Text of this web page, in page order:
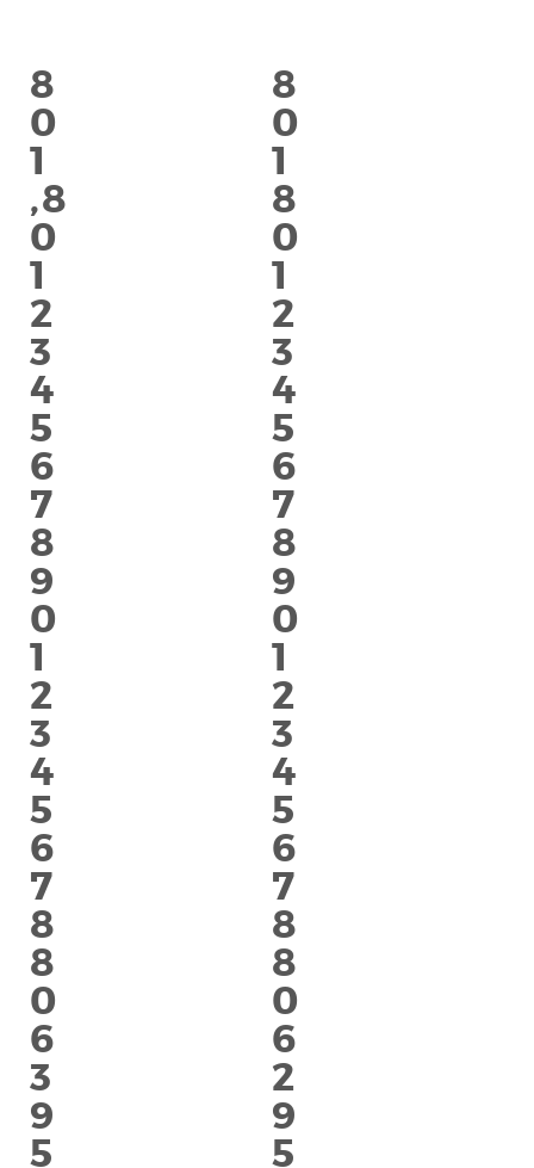
werden. Die Cookies können sich daran erinnern, dass Sie eine
Website besucht haben, und diese Informationen können mit
anderen Organisationen, einschließlich anderen
Werbetreibenden, geteilt werden. Sie können jedoch nicht
feststellen, wer Sie sind, da die gesammelten Daten niemals
mit Ihrem Profil verknüpft sind.
Aktiviert
Cookies erlauben Alle Cookies ablehnen
8
0
1
,8
0
1
2
3
4
5
6
7
8
9
0
1
2
3
4
5
6
7
8
8
0
6
3
9
5
8
0
1
8
0
1
2
3
4
5
6
7
8
9
0
1
2
3
4
5
6
7
8
8
0
6
2
9
5